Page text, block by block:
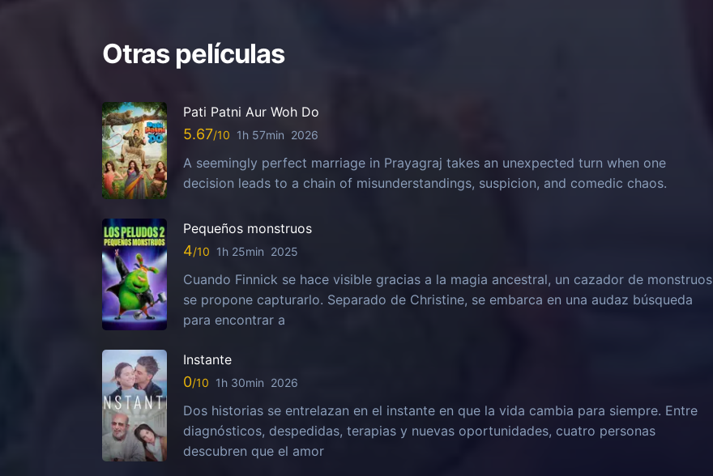
Otras películas
Pati Patni Aur Woh Do
5.67 1h 57min 2026
A seemingly perfect marriage in Prayagraj takes an unexpected turn when one
decision leads to a chain of misunderstandings, suspicion, and comedic chaos.
Pequeños monstruos
4 1h 25min 2025
Cuando Finnick se hace visible gracias a la magia ancestral, un cazador de monstruos
se propone capturarlo. Separado de Christine, se embarca en una audaz búsqueda
para encontrar a
Instante
0 1h 30min 2026
Dos historias se entrelazan en el instante en que la vida cambia para siempre. Entre
diagnósticos, despedidas, terapias y nuevas oportunidades, cuatro personas
descubren que el amor